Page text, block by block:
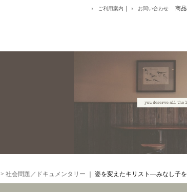
ご利用案内 ｜ お問い合わせ 商
> 社会問題／ドキュメンタリー 姿を変えたキリスト―みなし子